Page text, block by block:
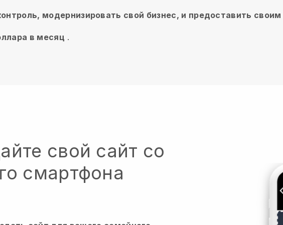
модернизировать свой бизнес, и предоставить
в месяц .
свой сайт со
смартфона